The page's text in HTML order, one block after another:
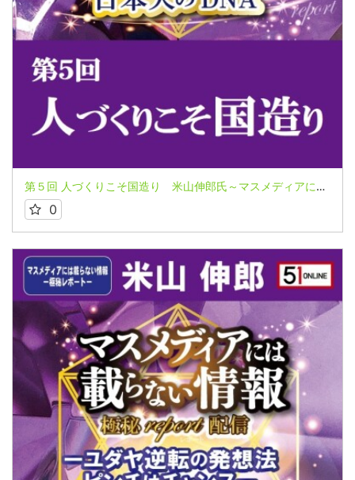
第５回 人づくりこそ国造り 米山伸郎氏～マスメディアには載らない情報 極秘レポートシリーズ～
0